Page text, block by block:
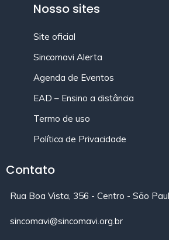
Nosso sites
Site oficial
Sincomavi Alerta
Agenda de Eventos
EAD – Ensino a distância
Termo de uso
Política de Privacidade
Contato
Rua Boa Vista, 356 - Centro - São
sincomavi@sincomavi.org.br